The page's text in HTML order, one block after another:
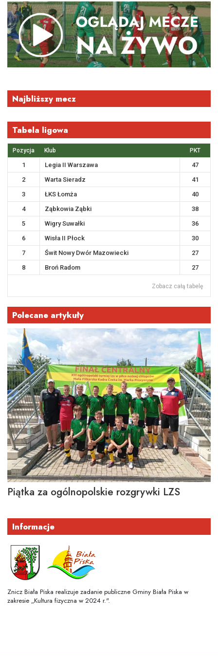
Najbliższy mecz
Tabela ligowa
Pozycja Klub PKT
1 Legia II Warszawa
47
2
Warta Sieradz
41
3
ŁKS Łomża
40
4
Ząbkowia Ząbki
38
5
Wigry Suwałki
36
6
Wisła II Płock
30
7
Świt Nowy Dwór Mazowiecki
27
8
Broń Radom 27
Zobacz całą tabelę
Polecane artykuły
Piątka za ogólnopolskie rozgrywki LZS
Informacje
Znicz Biała Piska realizuje zadanie publiczne Gminy Biała Piska w
zakresie „Kultura fizyczna w 2024 r.".